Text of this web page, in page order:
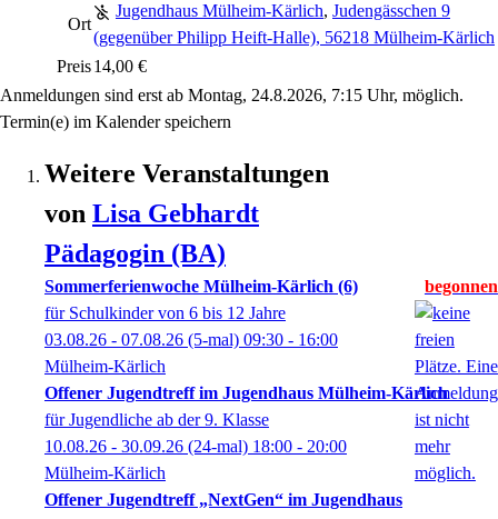
Ort
Jugendhaus Mülheim-Kärlich, Judengässchen 9
(gegenüber Philipp Heift-Halle), 56218 Mülheim-Kärlich
Preis14,00 €
Anmeldungen sind erst ab Montag, 24.8.2026, 7:15 Uhr, möglich.
Termin(e) im Kalender speichern
Weitere Veranstaltungen
von Lisa Gebhardt
Pädagogin (BA)
Sommerferienwoche Mülheim-Kärlich (6)
für Schulkinder von 6 bis 12 Jahre
03.08.26 - 07.08.26 (5-mal) 09:30 - 16:00
Mülheim-Kärlich
Offener Jugendtreff im Jugendhaus Mülheim-Kärlich
für Jugendliche ab der 9. Klasse
10.08.26 - 30.09.26 (24-mal) 18:00 - 20:00
Mülheim-Kärlich
Offener Jugendtreff „NextGen“ im Jugendhaus